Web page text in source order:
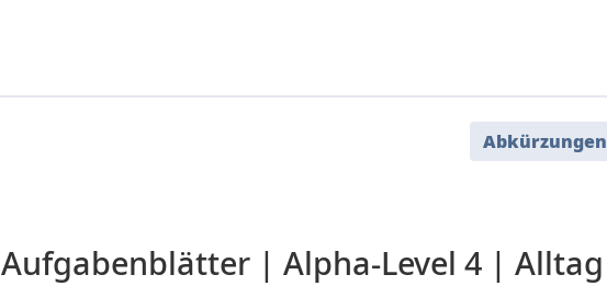
Abkürzungen
Aufgabenblätter | Alpha-Level 4 | Alltag